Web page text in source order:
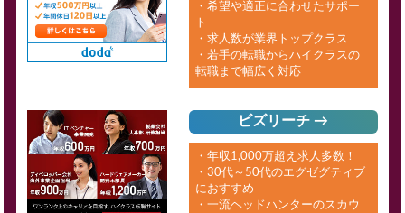
・希望や適正に合わせたサポー
ト
・求人数が業界トップクラス
・若手の転職からハイクラスの
転職まで幅広く対応
ビズリーチ →
・年収1,000万超え求人多数！
・30代～50代のエグゼグティブ
におすすめ
・一流ヘッドハンターのスカウ